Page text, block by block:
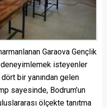
Garaova Gençlik
deneyimlemek isteyenler
bir yanından gelen
sayesinde, Bodrum’un
ölçekte tanıtma